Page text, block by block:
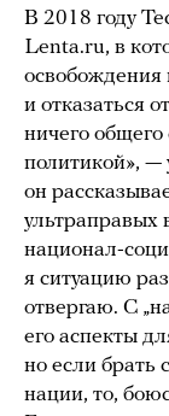
В 2018 году
Lenta.ru, в
освобождения
и отказаться
ничего общего
политикой»,
он
ультраправых
национал-
я ситуацию
отвергаю. С
его аспекты
но если брать
нации, то,